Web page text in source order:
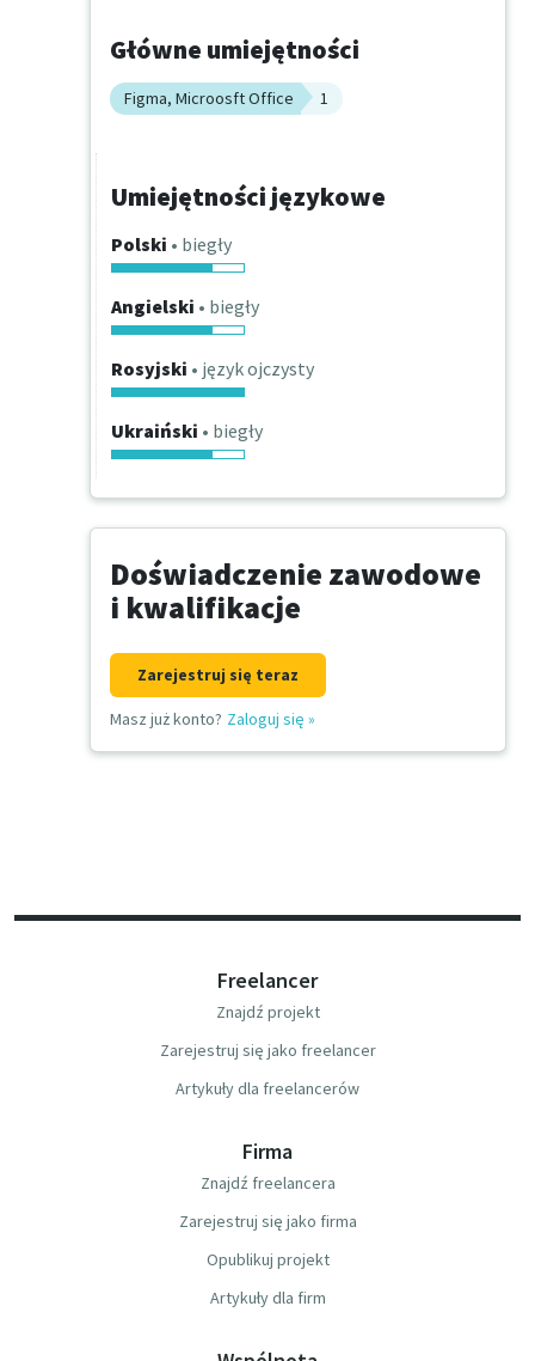
Główne umiejętności
Figma, Microosft Office 1
Umiejętności językowe
Polski • biegły
Angielski • biegły
Rosyjski • język ojczysty
Ukraiński • biegły
Doświadczenie zawodowe
i kwalifikacje
Zarejestruj się teraz
Masz już konto? Zaloguj się »
Freelancer
Znajdź projekt
Zarejestruj się jako freelancer
Artykuły dla freelancerów
Firma
Znajdź freelancera
Zarejestruj się jako firma
Opublikuj projekt
Artykuły dla firm